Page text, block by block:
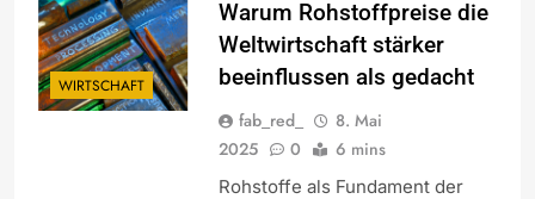
WIRTSCHAFT
Warum Rohstoffpreise die
Weltwirtschaft stärker
beeinflussen als gedacht
fab_red_
8. Mai
2025
0 6 mins
Rohstoffe als Fundament der